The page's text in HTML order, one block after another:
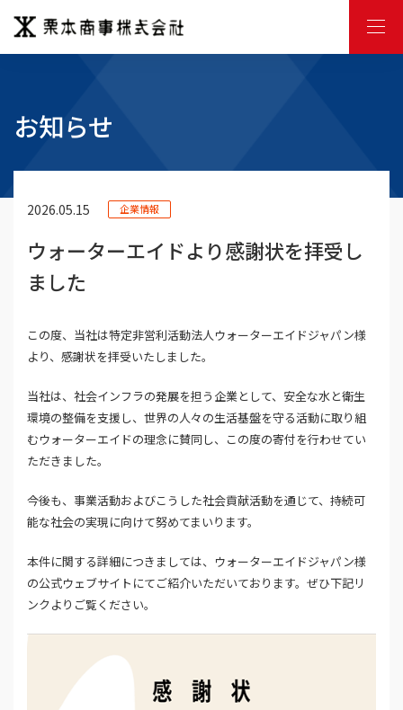
M
お知らせ
2026.05.15 企業情報
ウォーターエイドより感謝状を拝受し
ました
この度、当社は特定非営利活動法人ウォーターエイドジャパン様
より、感謝状を拝受いたしました。
当社は、社会インフラの発展を担う企業として、安全な水と衛生
環境の整備を支援し、世界の人々の生活基盤を守る活動に取り組
むウォーターエイドの理念に賛同し、この度の寄付を行わせてい
ただきました。
今後も、事業活動およびこうした社会貢献活動を通じて、持続可
能な社会の実現に向けて努めてまいります。
本件に関する詳細につきましては、ウォーターエイドジャパン様
の公式ウェブサイトにてご紹介いただいております。ぜひ下記リ
ンクよりご覧ください。